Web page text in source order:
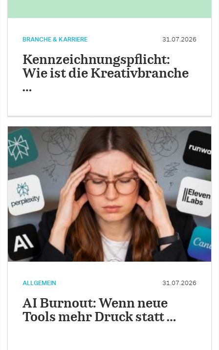
BRANCHE & KARRIERE 31.07.2026
Kennzeichnungspflicht:
Wie ist die Kreativbranche
…
ALLGEMEIN 31.07.2026
AI Burnout: Wenn neue
Tools mehr Druck statt …